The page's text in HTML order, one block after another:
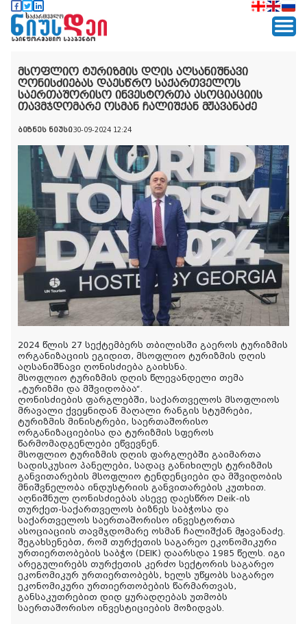
მსოფლიო ტურიზმის დღის აღსანიშნავი
ღონისძიებას დაესწრო საქართველოს
საერთაშორისო ინვესტორთა ასოციაციის
თავმჯდომარე ოსმან ჩალიშქან მჟავანაძე
ბიზნეს ნიუსი30-09-2024 12:24
2024 წლის 27 სექტემბერს თბილისში გაეროს ტურიზმის
ორგანიზაციის ეგიდით, მსოფლიო ტურიზმის დღის
აღსანიშნავი ღონისძიება გაიხსნა.
მსოფლიო ტურიზმის დღის წლევანდელი თემა
„ტურიზმი და მშვიდობაა“.
ღონისძიების ფარგლებში, საქართველოს მსოფლიოს
მრავალი ქვეყნიდან მაღალი რანგის სტუმრები,
ტურიზმის მინისტრები, საერთაშორისო
ორგანიზაციებისა და ტურიზმის სფეროს
წარმომადგენლები ეწვევნენ.
მსოფლიო ტურიზმის დღის ფარგლებში გაიმართა
სადისკუსიო პანელები, სადაც განიხილეს ტურიზმის
განვითარების მსოფლიო ტენდენციები და მშვიდობის
მნიშვნელობა ინდუსტრიის განვითარების კუთხით.
აღნიშნულ ღონისძიებას ასევე დაესწრო Deik-ის
თურქეთ-საქართველოს ბიზნეს საბჭოსა და
საქართველოს საერთაშორისო ინვესტორთა
ასოციაციის თავმჯდომარე ოსმან ჩალიშქან მჟავანაძე.
შეგახსენებთ, რომ თურქეთის საგარეო ეკონომიკური
ურთიერთობების საბჭო (DEIK) დაარსდა 1985 წელს. იგი
არეგულირებს თურქეთის კერძო სექტორის საგარეო
ეკონომიკურ ურთიერთობებს, ხელს უწყობს საგარეო
ეკონომიკური ურთიერთობების წარმართვას,
განსაკუთრებით დიდ ყურადღებას უთმობს
საერთაშორისო ინვესტიციების მოზიდვას.